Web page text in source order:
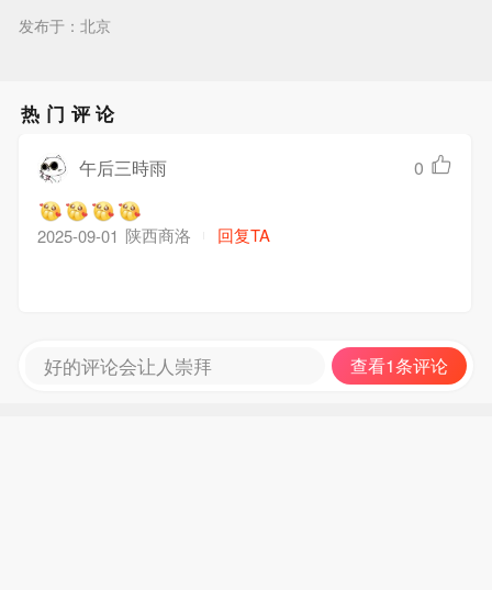
发布于：北京
热门评论
午后三時雨 0
2025-09-01 陕西商洛 回复TA
好的评论会让人崇拜 查看1条评论